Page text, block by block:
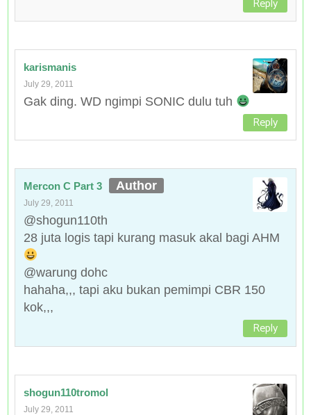
karismanis
July 29, 2011
Gak ding. WD ngimpi SONIC dulu tuh
Reply
Mercon C Part 3
July 29, 2011
@shogun110th
28 juta logis tapi kurang masuk akal bagi AHM
@warung dohc
hahaha,,, tapi aku bukan pemimpi CBR 150
kok,,,
Reply
shogun110tromol
July 29, 2011